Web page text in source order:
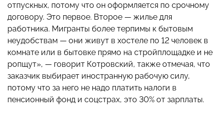
отпускных, потому что он оформляется по срочному
договору. Это первое. Второе — жилье для
работника. Мигранты более терпимы к бытовым
неудобствам — они живут в хостеле по 12 человек в
комнате или в бытовке прямо на стройплощадке и не
ропщут», — говорит Котровский, также отмечая, что
заказчик выбирает иностранную рабочую силу,
потому что за него не надо платить налоги в
пенсионный фонд и соцстрах, это 30% от зарплаты.